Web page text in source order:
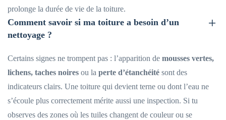
prolonge la durée de vie de la toiture.
Comment savoir si ma toiture a besoin d’un
nettoyage ?
Certains signes ne trompent pas : l’apparition de mousses vertes,
lichens, taches noires ou la perte d’étanchéité sont des
indicateurs clairs. Une toiture qui devient terne ou dont l’eau ne
s’écoule plus correctement mérite aussi une inspection. Si tu
observes des zones où les tuiles changent de couleur ou se